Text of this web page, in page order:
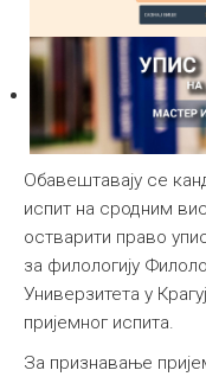
Студенти
Међународна
Обавештавају се
испит на сродним
остварити право
за филологију
Универзитета у
пријемног испита.
За признавање